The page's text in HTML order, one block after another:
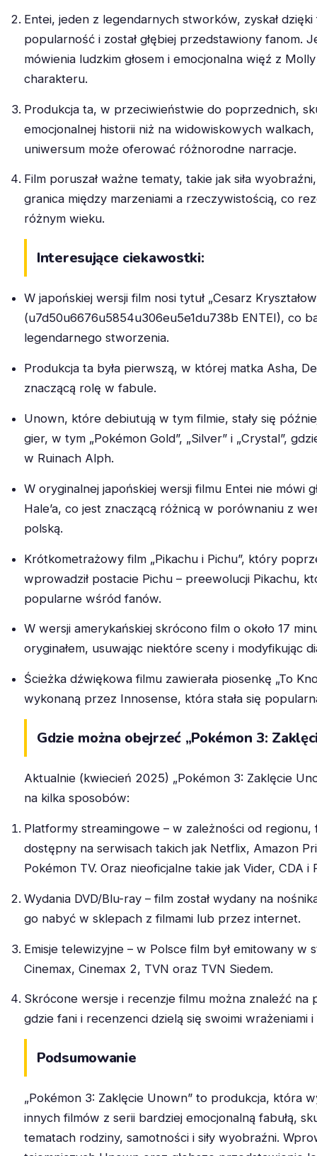
Entei, jeden z legendarnych stworków, zyskał
popularność i został głębiej przedstawiony fanom.
mówienia ludzkim głosem i emocjonalna więź z Molly
charakteru.
Produkcja ta, w przeciwieństwie do poprzednich,
emocjonalnej historii niż na widowiskowych walkach,
uniwersum może oferować różnorodne narracje.
Film poruszał ważne tematy, takie jak siła
granica między marzeniami a rzeczywistością, co
różnym wieku.
Interesujące ciekawostki:
W japońskiej wersji film nosi tytuł „Cesarz
(u7d50u6676u5854u306eu5e1du738b ENTEI), co
legendarnego stworzenia.
Produkcja ta była pierwszą, w której matka Asha,
znaczącą rolę w fabule.
Unown, które debiutują w tym filmie, stały się
gier, w tym „Pokémon Gold”, „Silver” i „Crystal”,
w Ruinach Alph.
W oryginalnej japońskiej wersji filmu Entei nie mówi
Hale’a, co jest znaczącą różnicą w porównaniu z
polską.
Krótkometrażowy film „Pikachu i Pichu”, który
wprowadził postacie Pichu – preewolucji Pikachu,
popularne wśród fanów.
W wersji amerykańskiej skrócono film o około 17
oryginałem, usuwając niektóre sceny i modyfikując
Ścieżka dźwiękowa filmu zawierała piosenkę „To
wykonaną przez Innosense, która stała się
Gdzie można obejrzeć „Pokémon 3:
Aktualnie (kwiecień 2025) „Pokémon 3: Zaklęcie
na kilka sposobów:
Platformy streamingowe – w zależności od regionu,
dostępny na serwisach takich jak Netflix, Amazon
Pokémon TV. Oraz nieoficjalne takie jak Vider, CDA i
Wydania DVD/Blu-ray – film został wydany na
go nabyć w sklepach z filmami lub przez internet.
Emisje telewizyjne – w Polsce film był emitowany w
Cinemax, Cinemax 2, TVN oraz TVN Siedem.
Skrócone wersje i recenzje filmu można znaleźć na
gdzie fani i recenzenci dzielą się swoimi wrażeniami i
Podsumowanie
„Pokémon 3: Zaklęcie Unown” to produkcja, która
innych filmów z serii bardziej emocjonalną fabułą,
tematach rodziny, samotności i siły wyobraźni.